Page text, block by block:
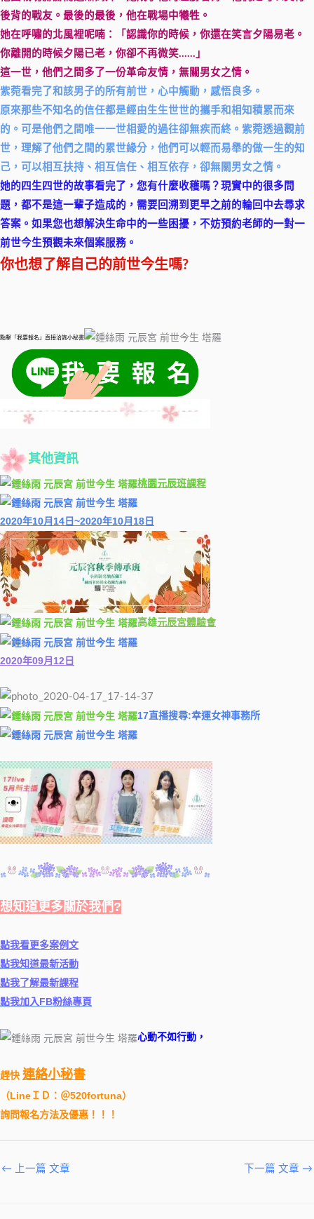
後背的戰友。最後的最後，他在戰場中犧牲。
她在呼嘯的北風裡呢喃：「認識你的時候，你還在笑言夕陽易老。
你離開的時候夕陽已老，你卻不再微笑……」
這一世，他們之間多了一份革命友情，無關男女之情。
紫菀看完了和該男子的所有前世，心中觸動，感悟良多。
原來那些不知名的信任都是經由生生世世的攜手和相知積累而來
的。可是他們之間唯一一世相愛的過往卻無疾而終。紫菀透過觀前
世，理解了他們之間的累世緣分，他們可以輕而易舉的做一生的知
己，可以相互扶持、相互信任、相互依存，卻無關男女之情。
她的四生四世的故事看完了，您有什麼收穫嗎？現實中的很多問
題，都不是這一輩子造成的，需要回溯到更早之前的輪回中去尋求
答案。如果您也想解決生命中的一些困擾，不妨預約老師的一對一
前世今生預觀未來個案服務。
你也想了解自己的前世今生嗎?
點擊「我要報名」直接洽詢小秘書
其他資訊
桃園元辰班課程
2020年10月14日~2020年10月18日
高雄元辰宮體驗會
2020年09月12日
17直播搜尋:幸運女神事務所
想知道更多關於我們?
點我看更多案例文
點我知道最新活動
點我了解最新課程
點我加入FB粉絲專頁
心動不如行動，
趕快 連絡小秘書
（LineＩＤ：＠520fortuna）
詢問報名方法及優惠！！！
← 上一篇 文章 下一篇 文章 →